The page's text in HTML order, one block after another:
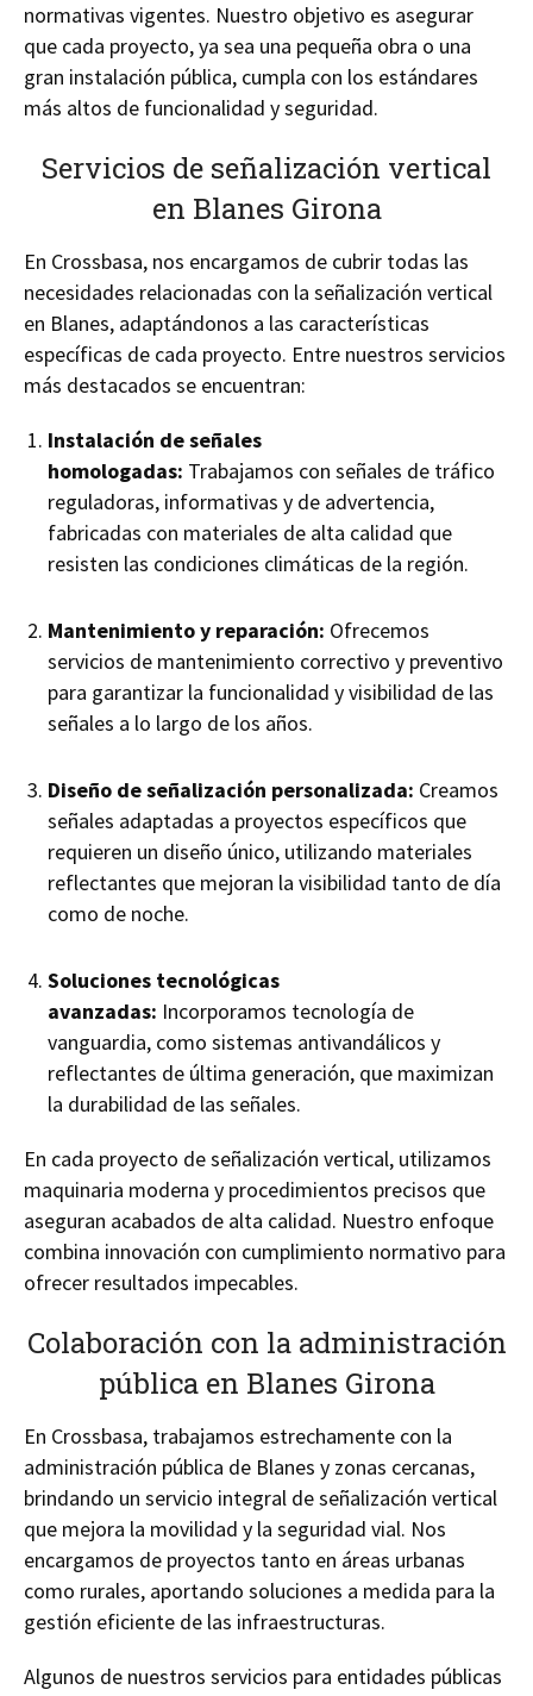
normativas vigentes. Nuestro objetivo es asegurar
que cada proyecto, ya sea una pequeña obra o una
gran instalación pública, cumpla con los estándares
más altos de funcionalidad y seguridad.
Servicios de señalización vertical
en Blanes Girona
En Crossbasa, nos encargamos de cubrir todas las
necesidades relacionadas con la señalización vertical
en Blanes, adaptándonos a las características
específicas de cada proyecto. Entre nuestros servicios
más destacados se encuentran:
Instalación de señales
homologadas: Trabajamos con señales de tráfico
reguladoras, informativas y de advertencia,
fabricadas con materiales de alta calidad que
resisten las condiciones climáticas de la región.
Mantenimiento y reparación: Ofrecemos
servicios de mantenimiento correctivo y preventivo
para garantizar la funcionalidad y visibilidad de las
señales a lo largo de los años.
Diseño de señalización personalizada: Creamos
señales adaptadas a proyectos específicos que
requieren un diseño único, utilizando materiales
reflectantes que mejoran la visibilidad tanto de día
como de noche.
Soluciones tecnológicas
avanzadas: Incorporamos tecnología de
vanguardia, como sistemas antivandálicos y
reflectantes de última generación, que maximizan
la durabilidad de las señales.
En cada proyecto de señalización vertical, utilizamos
maquinaria moderna y procedimientos precisos que
aseguran acabados de alta calidad. Nuestro enfoque
combina innovación con cumplimiento normativo para
ofrecer resultados impecables.
Colaboración con la administración
pública en Blanes Girona
En Crossbasa, trabajamos estrechamente con la
administración pública de Blanes y zonas cercanas,
brindando un servicio integral de señalización vertical
que mejora la movilidad y la seguridad vial. Nos
encargamos de proyectos tanto en áreas urbanas
como rurales, aportando soluciones a medida para la
gestión eficiente de las infraestructuras.
Algunos de nuestros servicios para entidades públicas